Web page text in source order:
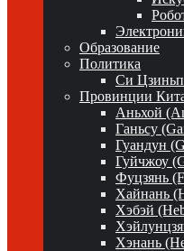
Образование
Политика
Си
Провинции
Аньхой
Ганьсу
Гуандун
Гуйчжоу
Фуцзянь
Хайнань
Хэбэй
Хэнань